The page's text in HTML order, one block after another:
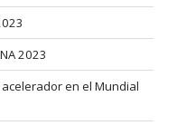
2023
en el Mundial